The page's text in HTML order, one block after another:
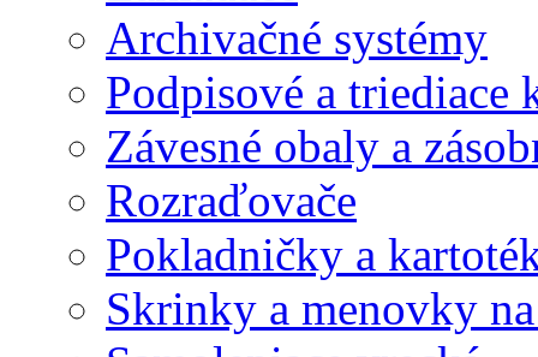
Archivačné systémy
Podpisové a triediace
Závesné obaly a
Rozraďovače
Pokladničky a
Skrinky a menovky